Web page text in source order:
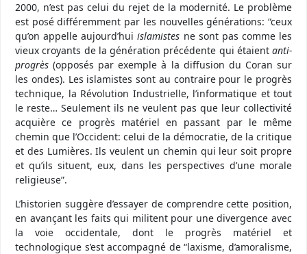
2000, n’est pas celui du rejet de la modernité. Le problème
est posé différemment par les nouvelles générations: “ceux
qu’on appelle aujourd’huiislamistes ne sont pas comme les
vieux croyants de la génération précédente qui étaientanti-
progrès (opposés par exemple à la diffusion du Coran sur
les ondes). Les islamistes sont au contraire pour le progrès
technique, la Révolution Industrielle, l’informatique et tout
le reste… Seulement ils ne veulent pas que leur collectivité
acquière ce progrès matériel en passant par le même
chemin que l’Occident: celui de la démocratie, de la critique
et des Lumières. Ils veulent un chemin qui leur soit propre
et qu’ils situent, eux, dans les perspectives d’une morale
religieuse”.
L’historien suggère d’essayer de comprendre cette position,
en avançant les faits qui militent pour une divergence avec
la voie occidentale, dont le progrès matériel et
technologique s’est accompagné de “laxisme, d’amoralisme,